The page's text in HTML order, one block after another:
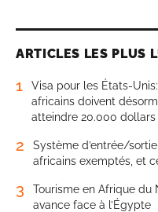
ARTICLES LES PLUS
1
Visa pour les États-
africains doivent
atteindre 20.000 dollars
2
Système d’entrée/
africains exemptés, et
3
Tourisme en Afrique du
avance face à l’Égypte